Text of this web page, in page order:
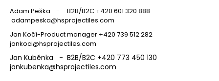
Adam Peška - B2B/B2C +420 601 320 888
adampeska@hsprojectiles.com
Jan Kočí-Product manager +420 739 512 282
jankoci@hsprojectiles.com
Jan Kuběnka - B2B/B2C +420 773 450 130
jankubenka@hsprojectiles.com
e
t
e
n
a
j